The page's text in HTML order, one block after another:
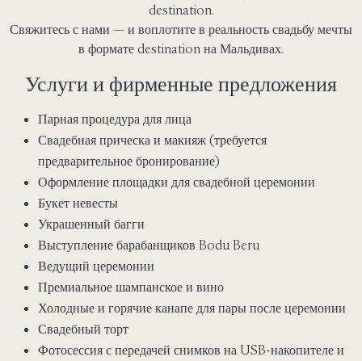
destination.
Свяжитесь с нами — и воплотите в реальность свадьбу мечты
в формате destination на Мальдивах.
Услуги и фирменные предложения
Парная процедура для лица
Свадебная прическа и макияж (требуется
предварительное бронирование)
Оформление площадки для свадебной церемонии
Букет невесты
Украшенный багги
Выступление барабанщиков Bodu Beru
Ведущий церемонии
Премиальное шампанское и вино
Холодные и горячие канапе для пары после церемонии
Свадебный торт
Фотосессия с передачей снимков на USB-накопителе и